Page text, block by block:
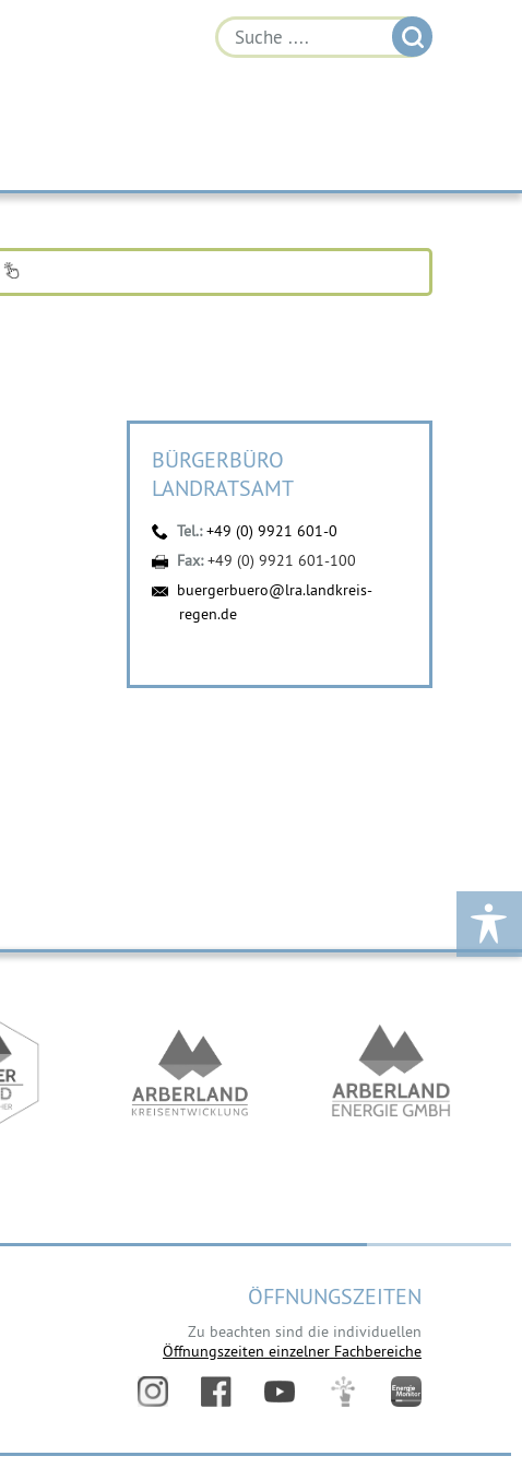
BÜRGERBÜRO
LANDRATSAMT
Tel.:+49 (0) 9921 601-0
Fax:+49 (0) 9921 601-100
buergerbuero@lra.landkreis-
regen.de
ÖFFNUNGSZEITEN
Zu beachten sind die individuellen
Öffnungszeiten einzelner Fachbereiche